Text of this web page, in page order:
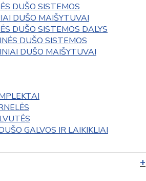
DUŠO SISTEMOS
DUŠO MAIŠYTUVAI
DUŠO SISTEMOS DALYS
DUŠO SISTEMOS
DUŠO MAIŠYTUVAI
GALVOS IR LAIKIKLIAI